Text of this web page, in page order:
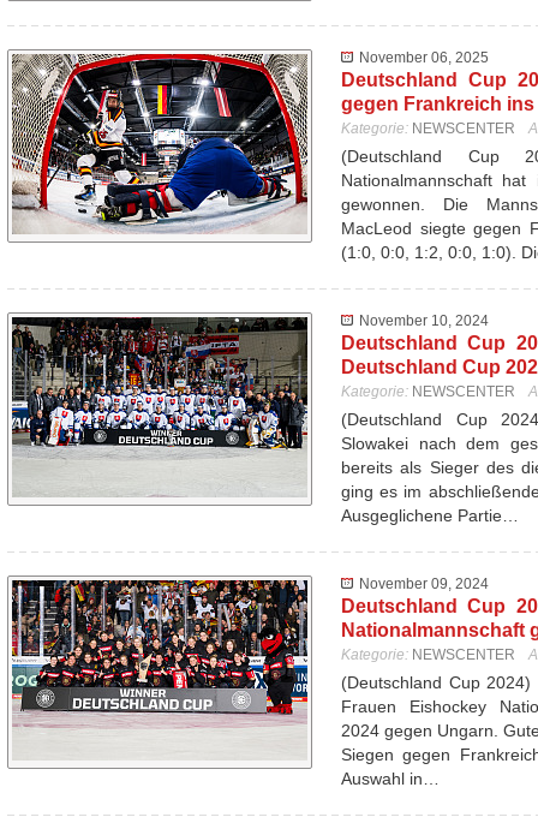
November 06, 2025
Deutschland Cup
gegen Frankreich
Kategorie: NEWSCENTER
(Deutschland Cup
Nationalmannschaft
gewonnen. Die
MacLeod siegte gegen
(1:0, 0:0, 1:2, 0:0, 1:0).
November 10, 2024
Deutschland Cup
Deutschland Cup
Kategorie: NEWSCENTER
(Deutschland Cup
Slowakei nach dem
bereits als Sieger des
ging es im
Ausgeglichene Partie…
November 09, 2024
Deutschland Cup
Nationalmannschaft
Kategorie: NEWSCENTER
(Deutschland Cup
Frauen Eishockey
2024 gegen Ungarn.
Siegen gegen
Auswahl in…